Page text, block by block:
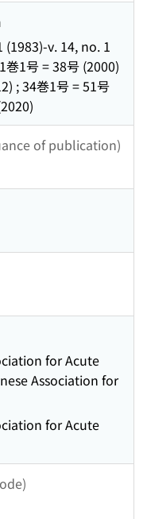
(1983)-v. 14, no. 1
巻1号 = 38号 (2000)
; 34巻1号 = 51号
of publication)
for Acute
Association for
for Acute